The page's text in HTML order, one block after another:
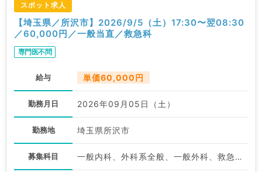
スポット求人
【埼玉県／所沢市】2026/9/5（土）17:30〜翌08:30
／60,000円／一般当直／救急科
専門医不問
給与 単価60,000円
勤務月日 2026年09月05日（土）
勤務地 埼玉県所沢市
募集科目 一般内科、外科系全般、一般外科、救急科・ＩＣＵ、その他